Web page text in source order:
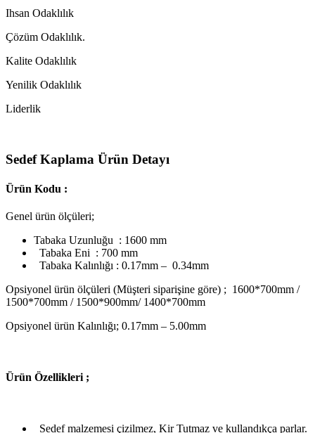
Ihsan Odaklılık
Çözüm Odaklılık.
Kalite Odaklılık
Yenilik Odaklılık
Liderlik
Sedef Kaplama Ürün Detayı
Ürün Kodu :
Genel ürün ölçüleri;
Tabaka Uzunluğu : 1600 mm
Tabaka Eni : 700 mm
Tabaka Kalınlığı : 0.17mm – 0.34mm
Opsiyonel ürün ölçüleri (Müşteri siparişine göre) ; 1600*700mm /
1500*700mm / 1500*900mm/ 1400*700mm
Opsiyonel ürün Kalınlığı; 0.17mm – 5.00mm
Ürün Özellikleri ;
Sedef malzemesi çizilmez, Kir Tutmaz ve kullandıkça parlar.